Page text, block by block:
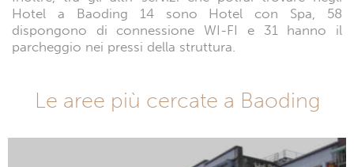
Hotel a Baoding 14 sono Hotel con Spa, 58
dispongono di connessione WI-FI e 31 hanno il
parcheggio nei pressi della struttura.
Le aree più cercate a Baoding